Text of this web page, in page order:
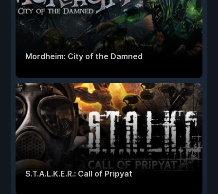
Mordheim: City of the Damned
S.T.A.L.K.E.R.: Call of Pripyat